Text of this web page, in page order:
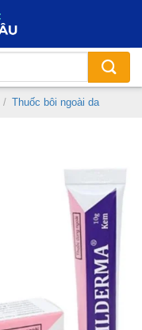
/ Thuốc bôi ngoài da